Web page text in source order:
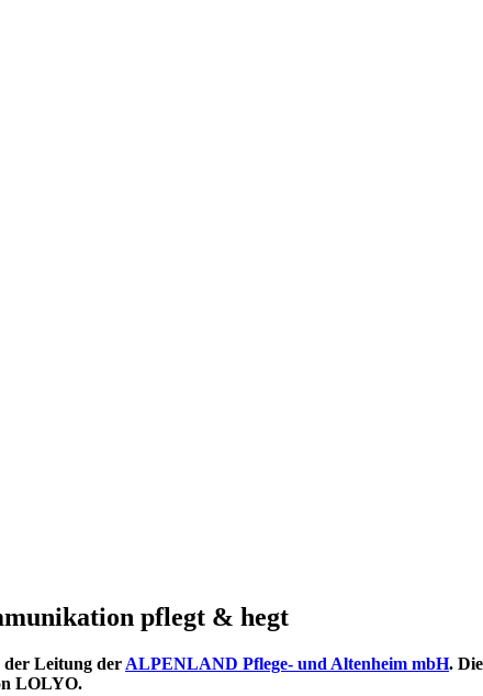
pflegt & hegt
der Leitung der ALPENLAND Pflege- und Altenheim mbH.
LOLYO.